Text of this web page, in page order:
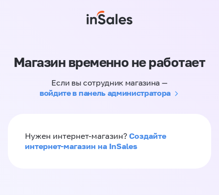
Магазин временно не работает
Если вы сотрудник магазина —
войдите в панель администратора
Нужен интернет-магазин? Создайте
интернет-магазин на InSales